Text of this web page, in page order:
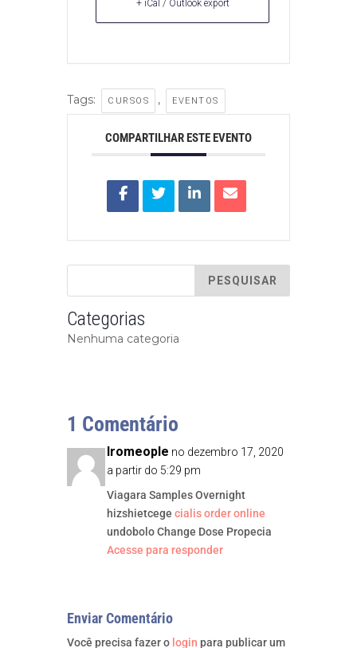
+ iCal / Outlook export
Tags: CURSOS , EVENTOS
COMPARTILHAR ESTE EVENTO
Categorias
Nenhuma categoria
1 Comentário
Iromeople no dezembro 17, 2020
a partir do 5:29 pm
Viagara Samples Overnight
hizshietcege cialis order online
undobolo Change Dose Propecia
Acesse para responder
Enviar Comentário
Você precisa fazer o login para publicar um